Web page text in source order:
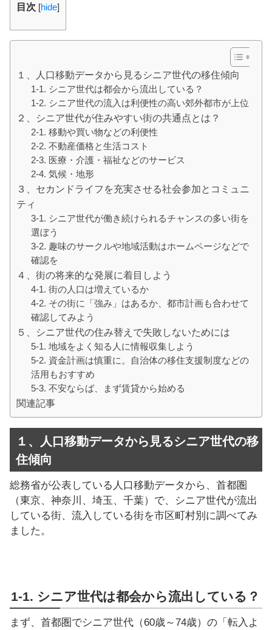
目次 [hide]
１、人口移動データから見るシニア世代の移住傾向
1-1. シニア世代は都会から流出している？
1-2. シニア世代の流入は利便性の高い郊外都市が上位
２、シニア世代が住みやすい街の共通点とは？
2-1. 移動や買い物などの利便性
2-2. 不動産価格と生活コスト
2-3. 医療・介護・福祉などのサービス
2-4. 気候・地形
３、セカンドライフを充実させる社会参加とコミュニ
ティ
3-1. シニア世代が働き続けられるチャンスの多い街を
選ぼう
3-2. 趣味のサークルや地域活動はホームページなどで
確認を
４、街の将来的な発展に着目しよう
4-1. 街の人口は増えているか
4-2. その街に「強み」はあるか、都市計画も合わせて
確認してみよう
５、シニア世代の住み替えで失敗しないためには
5-1. 地域をよく知る人に情報収集しよう
5-2. 資金計画は慎重に。自治体の移住支援制度などの
活用もおすすめ
5-3. 不安ならば、まず賃貸から始める
関連記事
１、人口移動データから見るシニア世代の移
住傾向
総務省が公表している人口移動データから、首都圏
（東京、神奈川、埼玉、千葉）で、シニア世代が流出
している街、流入している街を市区町村別に調べてみ
ました。
1-1. シニア世代は都会から流出している？
まず、首都圏でシニア世代（60歳～74歳）の「転入よ